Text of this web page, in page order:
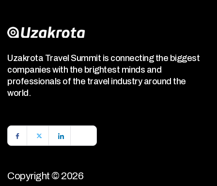
Uzakrota Travel Summit is connecting the biggest
companies with the brightest minds and
professionals of the travel industry around the
world.
Copyright © 2026